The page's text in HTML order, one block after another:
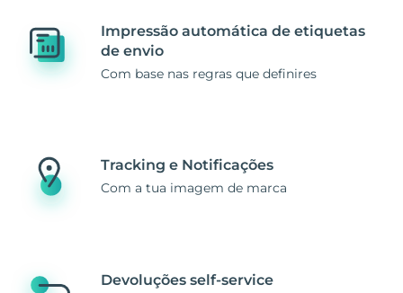
Impressão automática de etiquetas
de envio
Com base nas regras que definires
Tracking e Notificações
Com a tua imagem de marca
Devoluções self-service